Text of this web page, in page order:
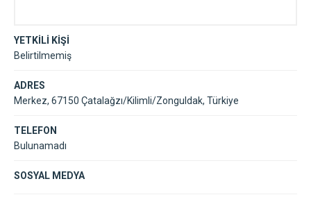
YETKİLİ KİŞİ
Belirtilmemiş
ADRES
Merkez, 67150 Çatalağzı/Kilimli/Zonguldak, Türkiye
TELEFON
Bulunamadı
SOSYAL MEDYA